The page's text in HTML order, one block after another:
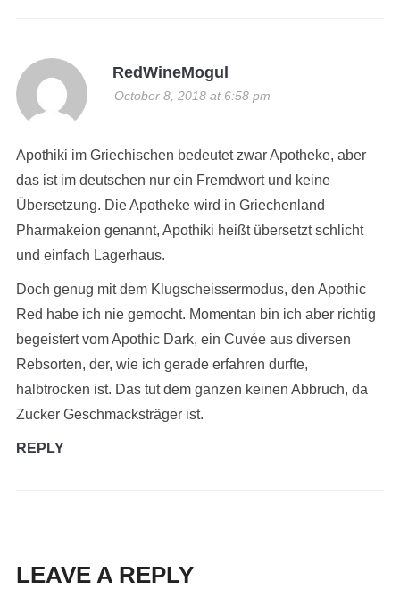
RedWineMogul
October 8, 2018 at 6:58 pm
Apothiki im Griechischen bedeutet zwar Apotheke, aber
das ist im deutschen nur ein Fremdwort und keine
Übersetzung. Die Apotheke wird in Griechenland
Pharmakeion genannt, Apothiki heißt übersetzt schlicht
und einfach Lagerhaus.
Doch genug mit dem Klugscheissermodus, den Apothic
Red habe ich nie gemocht. Momentan bin ich aber richtig
begeistert vom Apothic Dark, ein Cuvée aus diversen
Rebsorten, der, wie ich gerade erfahren durfte,
halbtrocken ist. Das tut dem ganzen keinen Abbruch, da
Zucker Geschmacksträger ist.
REPLY
LEAVE A REPLY